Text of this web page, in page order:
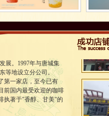
展。1997年与唐城集
等地设立分公司。
第一家店，至今已有
前国内最受欢迎的咖啡
执著于"香醇、甘美"的